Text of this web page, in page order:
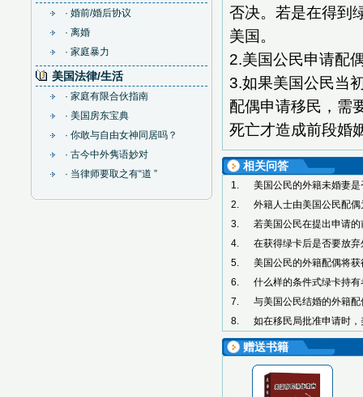
· 婚前/婚后协议
· 离婚
· 家庭暴力
美国法律/生活
· 家庭有限合伙指南
· 美国房东宝典
· 你敢与自由女神同居吗？
· 古今中外隽语妙对
· 当律师要取之有“道 ”
否决。若是在得到
美国。
2.美国公民申请配
3.如果美国公民当
配偶申请移民，需
死亡才造成前段婚
相关问答
1.
美国公民的外籍未婚妻
2.
外籍人士由美国公民配
3.
若美国公民在提出申请
4.
在获得绿卡后是否要放
5.
美国公民的外籍配偶将
6.
什么样的条件式绿卡持
7.
与美国公民结婚的外籍
8.
如在移民局批准申请时
赠送书籍